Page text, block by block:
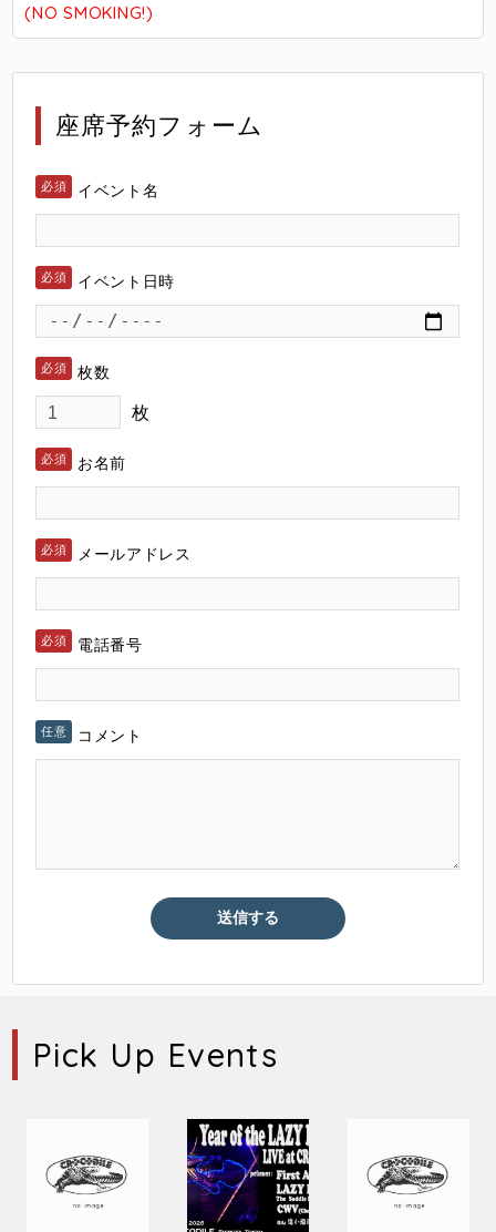
(NO SMOKING!)
座席予約フォーム
イベント名
イベント日時
枚数
枚
お名前
メールアドレス
電話番号
コメント
Pick Up Events